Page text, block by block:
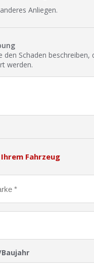
Werkstatt Login
Anliegen.
den Schaden
werden.
Fahrzeug